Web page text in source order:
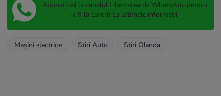
Abonați-vă la canalul Libertatea de WhatsApp pentru
a fi la curent cu ultimele informații
Mașini electrice Stiri Auto Stiri Olanda